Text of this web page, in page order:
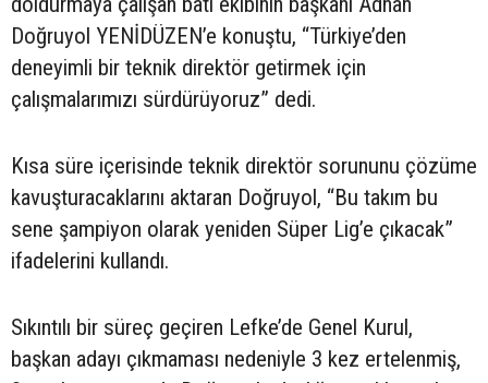
Doğruyol YENİDÜZEN’e konuştu, “Türkiye’den
deneyimli bir teknik direktör getirmek için
çalışmalarımızı sürdürüyoruz” dedi.
Kısa süre içerisinde teknik direktör sorununu çözüme
kavuşturacaklarını aktaran Doğruyol, “Bu takım bu
sene şampiyon olarak yeniden Süper Lig’e çıkacak”
ifadelerini kullandı.
Sıkıntılı bir süreç geçiren Lefke’de Genel Kurul,
başkan adayı çıkmaması nedeniyle 3 kez ertelenmiş,